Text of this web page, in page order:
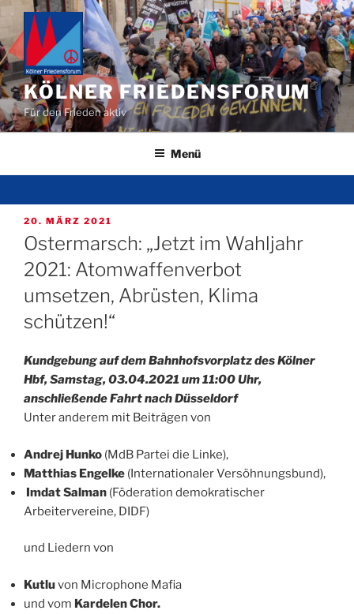
Zum
Inhalt
springen
KÖLNER FRIEDENSFORUM
Für den Frieden aktiv
Menü
VERÖFFENTLICHT
AM
20. MÄRZ 2021
Ostermarsch: „Jetzt im Wahljahr
2021: Atomwaffenverbot
umsetzen, Abrüsten, Klima
schützen!“
Kundgebung auf dem Bahnhofsvorplatz des Kölner
Hbf, Samstag, 03.04.2021 um 11:00 Uhr,
anschließende Fahrt nach Düsseldorf
Unter anderem mit Beiträgen von
Andrej Hunko (MdB Partei die Linke),
Matthias Engelke (Internationaler Versöhnungsbund),
Imdat Salman (Föderation demokratischer
Arbeitervereine, DIDF)
und Liedern von
Kutluvon Microphone Mafia
und vom Kardelen Chor.